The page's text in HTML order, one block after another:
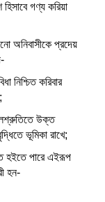
গণ্য করিয়া
অনিবাসীকে প্রদেয়
করিবার
উক্ত
ভূমিকা রাখে;
হইতে পারে এইরূপ
হন-